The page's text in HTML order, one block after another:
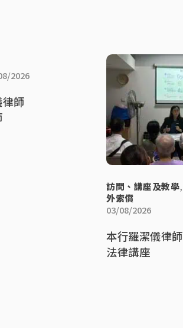
2026
師
訪問、講座及教學
外索償
03/08/2026
本行羅潔儀律
法律講座